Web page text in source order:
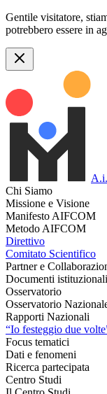
Gentile visitatore,
potrebbero essere in
Chi Siamo
Missione e Visione
Manifesto AIFCOM
Metodo AIFCOM
Direttivo
Comitato Scientifico
Partner e
Documenti istituzionali
Osservatorio
Osservatorio
Rapporti Nazionali
“Io festeggio due
Focus tematici
Dati e fenomeni
Ricerca partecipata
Centro Studi